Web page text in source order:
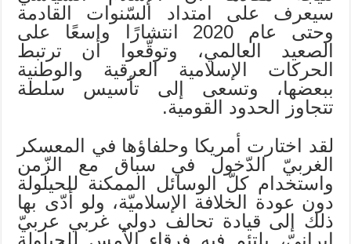
سيعرف على امتداد السّنوات القادمة
وحتى عام 2020 انتشارًا واسعًا على
الصعيد العالمي، وتوقّعوا أن ترتبط
الحركات الإسلامية العرقية والوطنية
ببعضها، وتسعى إلى تأسيس سلطة
تتجاوز الحدود القومية.
لقد اختارت أمريكا وحلفاؤها في المعسكر
الغربيّ الدّخول في سباق مع الزّمن
واستخدام كلّ الوسائل الممكنة للحيلولة
دون عودة الخلافة الإسلاميّة، ولو أدّى بها
ذلك إلى قيادة تحالف دولي غربي عربيّ
إيرانيّ، يلتئم فيه فرقاء الأمس للحيلولة